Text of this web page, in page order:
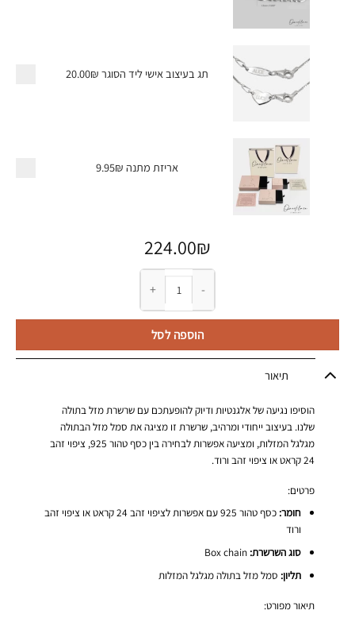
תג בעיצוב אישי ליד הסוגר 20.00₪
אריזת מתנה 9.95₪
224.00₪
כמות של שרשרת מזל בתולה
הוספה לסל
תיאור
הוסיפו נגיעה של אלגנטיות ודיוק להופעתכם עם שרשרת מזל בתולה
שלנו. בעיצוב ייחודי ומרהיב, שרשרת זו מציגה את סמל מזל הבתולה
מגלגל המזלות, ומציעה אפשרות לבחירה בין כסף טהור 925, ציפוי זהב
24 קראט או ציפוי זהב ורוד.
פרטים:
חומר:
כסף טהור 925 עם אפשרות לציפוי זהב 24 קראט או ציפוי זהב
ורוד
סוג השרשרת:
תליון: סמל מזל בתולה מגלגל המזלות
תיאור מפורט: